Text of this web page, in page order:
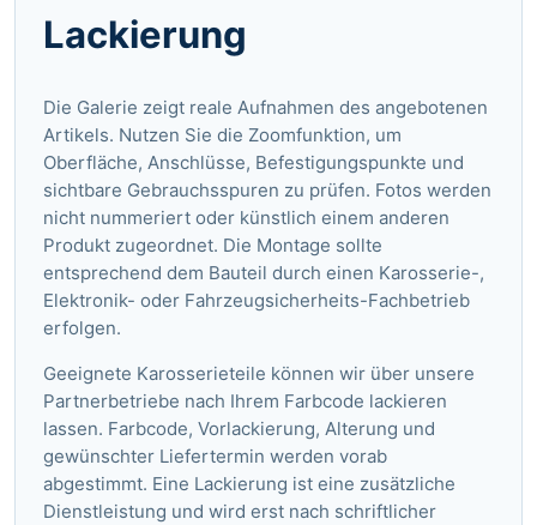
Lackierung
Die Galerie zeigt reale Aufnahmen des angebotenen
Artikels. Nutzen Sie die Zoomfunktion, um
Oberfläche, Anschlüsse, Befestigungspunkte und
sichtbare Gebrauchsspuren zu prüfen. Fotos werden
nicht nummeriert oder künstlich einem anderen
Produkt zugeordnet. Die Montage sollte
entsprechend dem Bauteil durch einen Karosserie-,
Elektronik- oder Fahrzeugsicherheits-Fachbetrieb
erfolgen.
Geeignete Karosserieteile können wir über unsere
Partnerbetriebe nach Ihrem Farbcode lackieren
lassen. Farbcode, Vorlackierung, Alterung und
gewünschter Liefertermin werden vorab
abgestimmt. Eine Lackierung ist eine zusätzliche
Dienstleistung und wird erst nach schriftlicher